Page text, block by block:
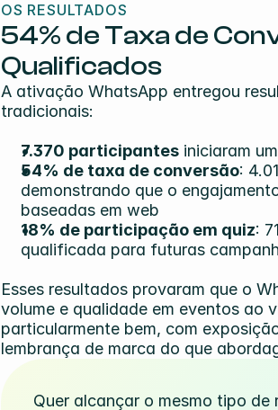
OS RESULTADOS
54% de Taxa de
Qualificados
A ativação WhatsApp entregou
tradicionais:
7.370 participantes iniciaram
54% de taxa de conversão:
demonstrando que o
baseadas em web
18% de participação em quiz:
qualificada para futuras
Esses resultados provaram que o
volume e qualidade em eventos ao
particularmente bem, com
lembrança de marca do que
Quer alcançar o mesmo tipo